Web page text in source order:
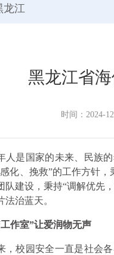
龙江
黑龙江省海
时间：2024-
人是国家的未来、民族
化、挽救”的工作方针
队建设，秉持“调解优先
法治蓝天。
作室”让爱润物无声
，校园安全一直是社会